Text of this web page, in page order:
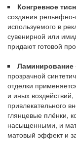
Конгревное
создания
используемого в
сувенирной или
придают готовой
Ламинирование
прозрачной
отделки
и иных
привлекательного
глянцевые плёнки,
насыщенными, и
матовый эффект и